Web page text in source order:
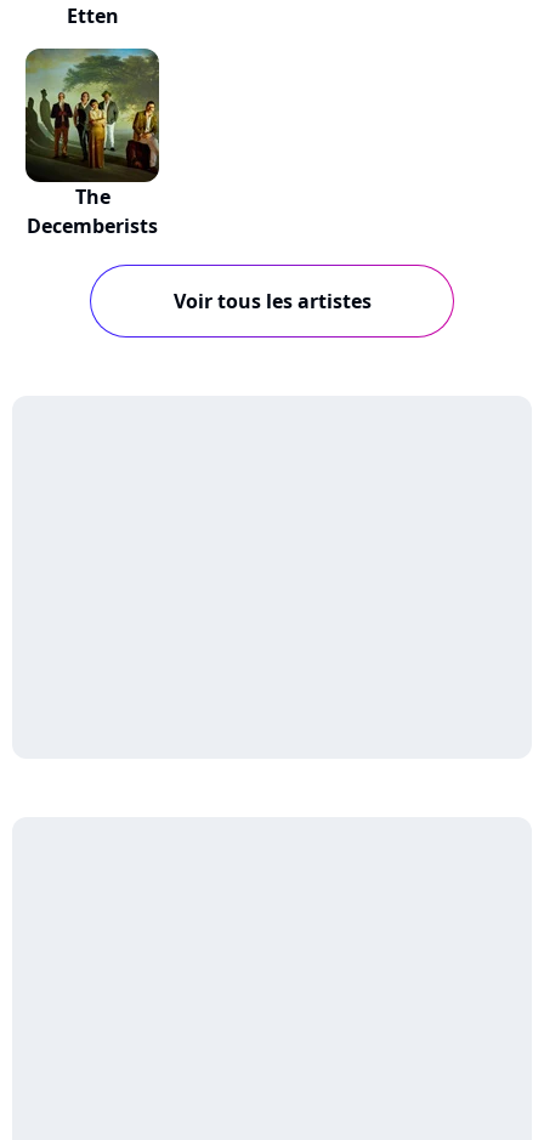
Etten
The
Decemberists
Voir tous les artistes